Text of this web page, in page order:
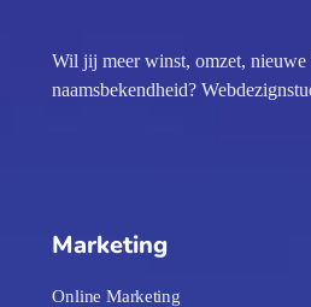
Wil jij meer winst, omzet, nieuwe
naamsbekendheid?
Marketing
Online Marketing